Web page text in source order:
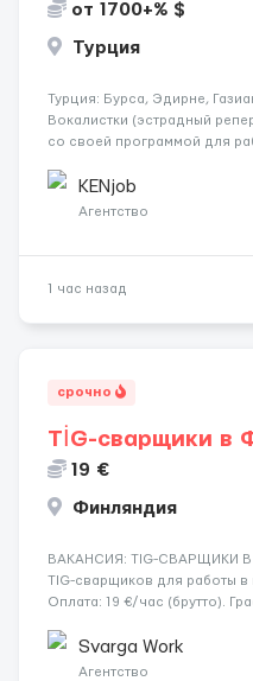
от 1700+% $
Турция
Турция: Бурса, Эдирне,
Вокалистки (эстрадный
со своей программой для
одного до трех месяцев.
KENjob
Агентство
1 час назад
срочно
TİG-сварщики в
19 €
Финляндия
​​ВАКАНСИЯ: TIG-СВАРЩИКИ
TIG-сварщиков для работы
Оплата: 19 €/час (брутто).
переработки. Дата начала: —
Svarga Work
Агентство